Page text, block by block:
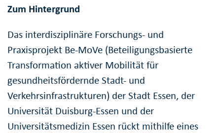
Zum Hintergrund
Das interdisziplinäre Forschungs- und
Praxisprojekt Be-MoVe (Beteiligungsbasierte
Transformation aktiver Mobilität für
gesundheitsfördernde Stadt- und
Verkehrsinfrastrukturen) der Stadt Essen, der
Universität Duisburg-Essen und der
Universitätsmedizin Essen rückt mithilfe eines